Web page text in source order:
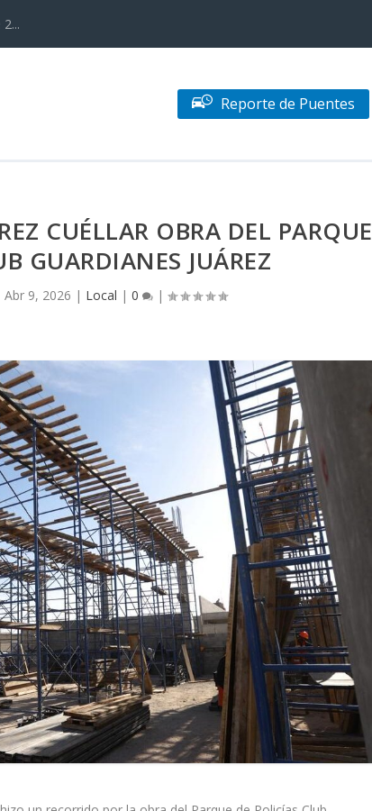
Reporte de Puentes
CUÉLLAR OBRA DEL PARQUE
GUARDIANES JUÁREZ
Abr 9, 2026 | Local | 0 |